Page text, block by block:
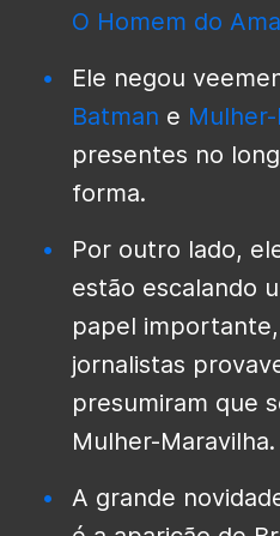
O Homem do
Ele negou
Batman e
presentes no
forma.
Por outro lado,
estão escalando
papel
jornalistas
presumiram que
Mulher-Maravilha.
A grande